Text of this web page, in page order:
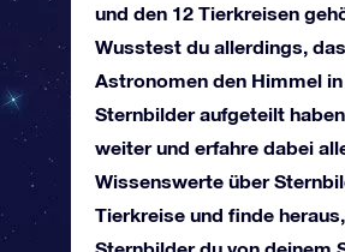
und den 12 Tierkreisen
Wusstest du allerdings,
Astronomen den Himmel in
Sternbilder aufgeteilt
weiter und erfahre dabei
Wissenswerte über
Tierkreise und finde